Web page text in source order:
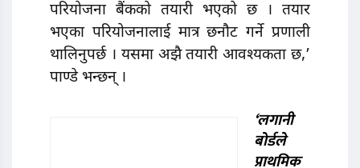
परियोजना बैंकको तयारी भएको छ । तयार
भएका परियोजनालाई मात्र छनौट गर्ने प्रणाली
थालिनुपर्छ । यसमा अझै तयारी आवश्यकता छ,’
पाण्डे भन्छन् ।
‘लगानी
बाेर्डले
प्राथमिक